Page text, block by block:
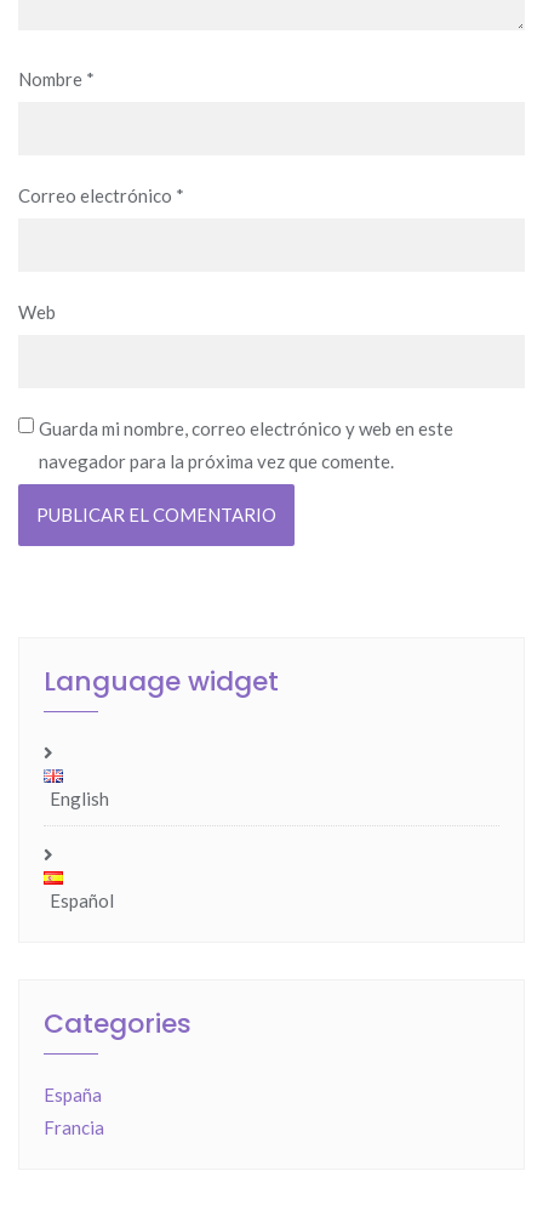
Nombre *
Correo electrónico *
Web
Guarda mi nombre, correo electrónico y web en este
navegador para la próxima vez que comente.
Language widget
English
Español
Categories
España
Francia